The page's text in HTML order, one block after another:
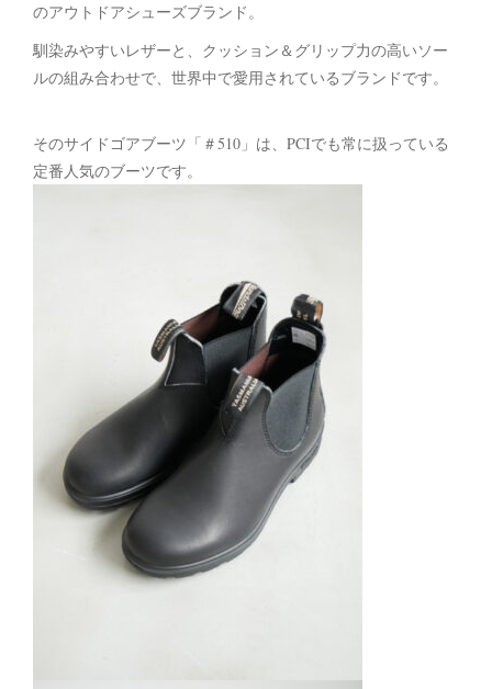
のアウトドアシューズブランド。
馴染みやすいレザーと、クッション＆グリップ力の高いソー
ルの組み合わせで、世界中で愛用されているブランドです。
そのサイドゴアブーツ「＃510」は、PCIでも常に扱っている
定番人気のブーツです。